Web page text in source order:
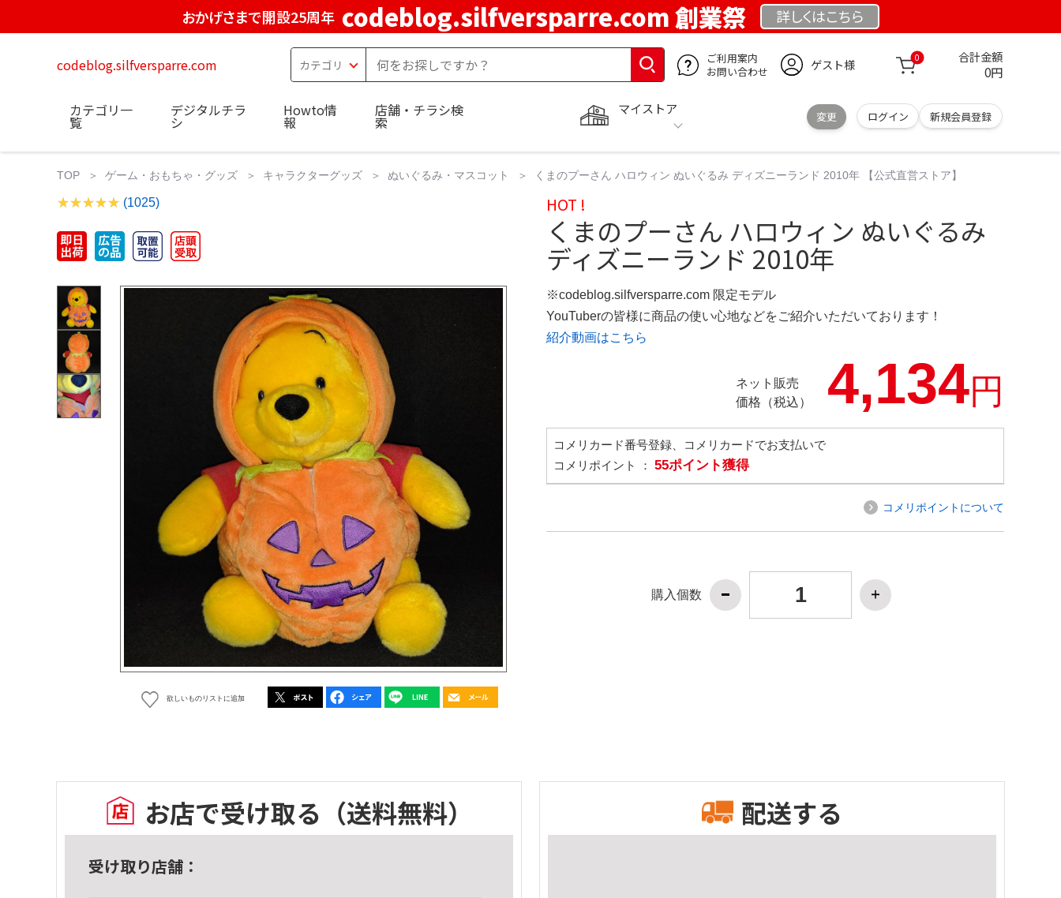
おかげさまで開設25周年 codeblog.silfversparre.com 創業祭 詳しくはこちら
codeblog.silfversparre.com
ご利用案内
お問い合わせ
ゲスト様 0 合計金額
0円
マイストア
変更 ログイン 新規会員登録
カテゴリ一
覧
デジタルチラ
シ
Howto情
報
店舗・チラシ検
索
TOP ゲーム・おもちゃ・グッズ キャラクターグッズ ぬいぐるみ・マスコット くまのプーさん ハロウィン ぬいぐるみ ディズニーランド 2010年 【公式直営ストア】
(1025)
欲しいものリストに追加
HOT !
くまのプーさん ハロウィン ぬいぐるみ
ディズニーランド 2010年
※codeblog.silfversparre.com 限定モデル
YouTuberの皆様に商品の使い心地などをご紹介いただいております！
紹介動画はこちら
ネット販売
価格（税込）
4,134円
コメリカード番号登録、コメリカードでお支払いで
コメリポイント ： 55ポイント獲得
コメリポイントについて
購入個数
お店で受け取る （送料無料）
受け取り店舗：
配送する